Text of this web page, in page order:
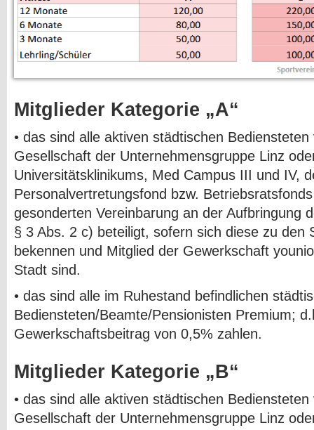
Mitglieder Kategorie „A“
• das sind alle aktiven städtischen
Gesellschaft der Unternehmensgruppe Linz
Universitätsklinikums, Med Campus III und IV,
Personalvertretungsfond bzw.
gesonderten Vereinbarung an der Aufbringung
§ 3 Abs. 2 c) beteiligt, sofern sich diese zu den
bekennen und Mitglied der Gewerkschaft
Stadt sind.
• das sind alle im Ruhestand befindlichen
Bediensteten/Beamte/Pensionisten Premium;
Gewerkschaftsbeitrag von 0,5% zahlen.
Mitglieder Kategorie „B“
• das sind alle aktiven städtischen
Gesellschaft der Unternehmensgruppe Linz